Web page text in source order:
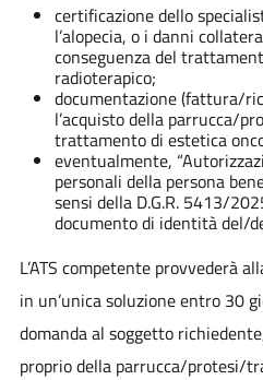
certificazione dello
l’alopecia, o i danni
conseguenza del
radioterapico;
documentazione (fattura/
l’acquisto della parrucca/
trattamento di estetica
eventualmente,
personali della persona
sensi della D.G.R. 5413/
documento di identità del/
L’ATS competente provvederà
in un’unica soluzione entro 30
domanda al soggetto
proprio della parrucca/protesi/